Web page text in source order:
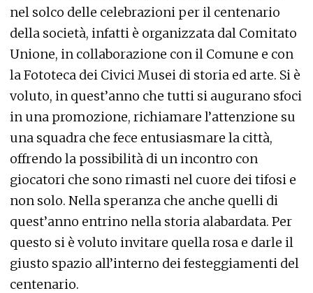
nel solco delle celebrazioni per il centenario
della società, infatti è organizzata dal Comitato
Unione, in collaborazione con il Comune e con
la Fototeca dei Civici Musei di storia ed arte. Si è
voluto, in quest’anno che tutti si augurano sfoci
in una promozione, richiamare l’attenzione su
una squadra che fece entusiasmare la città,
offrendo la possibilità di un incontro con
giocatori che sono rimasti nel cuore dei tifosi e
non solo. Nella speranza che anche quelli di
quest’anno entrino nella storia alabardata. Per
questo si è voluto invitare quella rosa e darle il
giusto spazio all’interno dei festeggiamenti del
centenario.